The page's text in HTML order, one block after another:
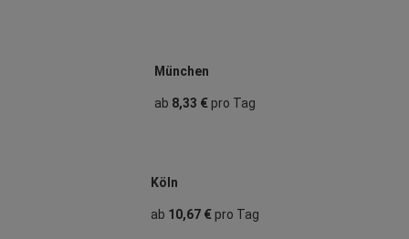
München
ab 8,33 €pro Tag
Köln
ab 10,67 €pro Tag